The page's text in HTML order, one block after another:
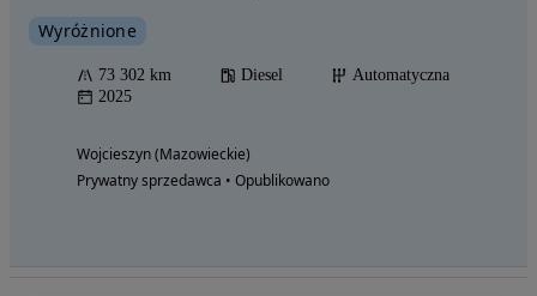
Wyróżnione
73 302 km Diesel
Automatyczna
2025
Wojcieszyn (Mazowieckie)
Prywatny sprzedawca • Opublikowano